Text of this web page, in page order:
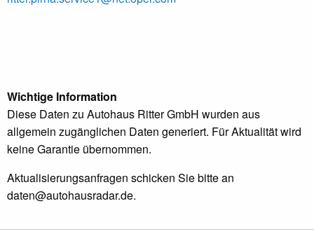
Wichtige Information
Diese Daten zu Autohaus Ritter GmbH wurden aus
allgemein zugänglichen Daten generiert. Für Aktualität wird
keine Garantie übernommen.
Aktualisierungsanfragen schicken Sie bitte an
daten@autohausradar.de.